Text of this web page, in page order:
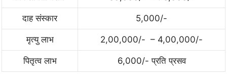
दाह संस्कार 5,000/-
मृत्यु लाभ 2,00,000/- – 4,00,000/-
पितृत्व लाभ 6,000/- प्रति प्रसव